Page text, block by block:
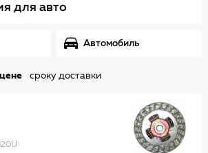
для авто
Автомобиль
сроку доставки